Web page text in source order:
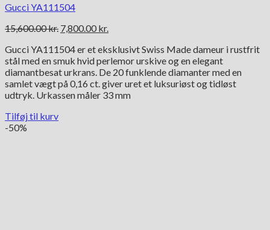
Gucci YA111504
15,600.00kr. Den
pris
var:
15,600.00 kr..
7,800.00 kr.
pris
er:
7,800.00 kr..
Gucci YA111504 er et eksklusivt Swiss Made dameur i rustfrit
stål med en smuk hvid perlemor urskive og en elegant
diamantbesat urkrans. De 20 funklende diamanter med en
samlet vægt på 0,16 ct. giver uret et luksuriøst og tidløst
udtryk. Urkassen måler 33 mm
Tilføj til kurv
-50%